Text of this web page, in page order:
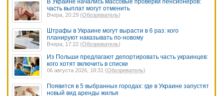
В Украине начались массовые проверки пенсионеров:
часть выплат могут отменить
Вчера, 20:29 (Обозреватель)
Штрафы в Украине могут вырасти в 6 раз: кого
планируют наказывать по-новому
Вчера, 17:22 (Обозреватель)
Из Польши предлагают депортировать часть украинцев:
кого хотят включить в списки
06 августа 2026, 18:31 (Обозреватель)
Появится в 5 выбранных городах: где в Украине запустят
новый вид аренды жилья